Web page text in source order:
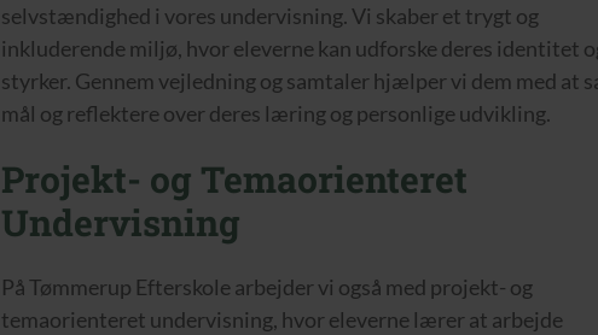
selvstændighed i vores undervisning. Vi skaber et trygt og
inkluderende miljø, hvor eleverne kan udforske deres identitet
styrker. Gennem vejledning og samtaler hjælper vi dem med at
mål og reflektere over deres læring og personlige udvikling.
Projekt- og Temaorienteret
Undervisning
På Tømmerup Efterskole arbejder vi også med projekt- og
temaorienteret undervisning, hvor eleverne lærer at arbejde